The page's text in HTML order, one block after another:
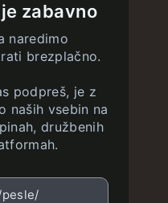
zabavno
naredimo
brezplačno.
podpreš, je z
naših vsebin na
družbenih